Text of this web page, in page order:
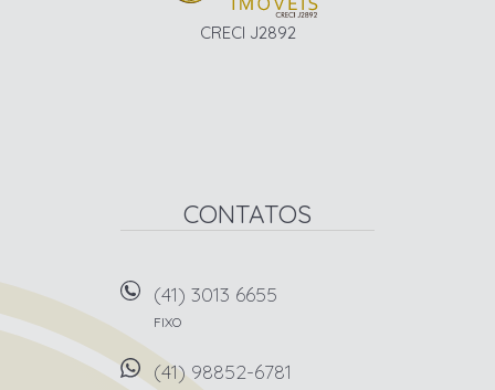
CRECI J2892
CONTATOS
(41) 3013 6655
FIXO
(41) 98852-6781